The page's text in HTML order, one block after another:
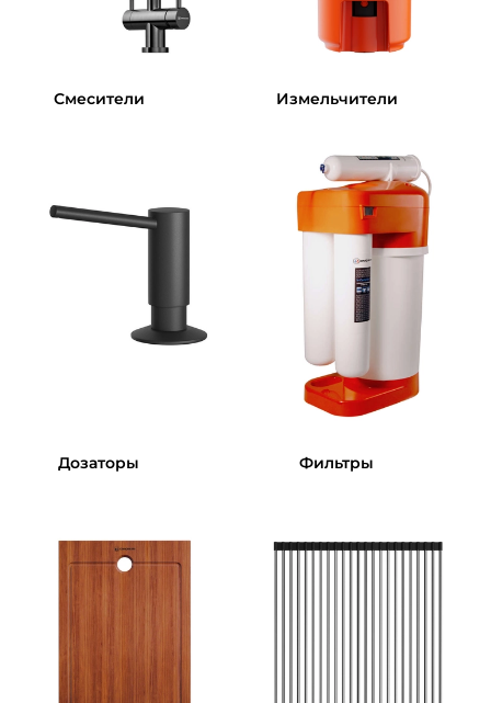
Смесители Измельчители
Дозаторы Фильтры